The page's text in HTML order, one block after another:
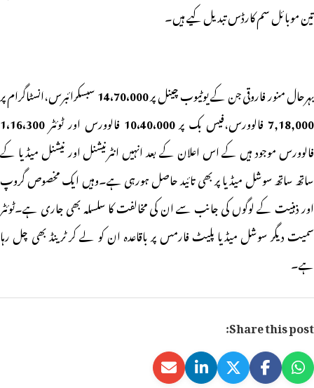
تین موبائل سم کارڈس تبدیل کیے ہیں۔
بہرحال منور فاروقی جن کے یوٹیوب چینل پر14،70،000
سبسکرائبرس،انسٹاگرام پر
7,18,000 فالوورس،فیس بک پر10،40،000 فالوورس اور ٹوئٹر
فالوورس موجود ہیں کے اس اعلان کے بعد انہیں انٹرنیشنل اور نیشنل میڈیا کے
ساتھ ساتھ سوشل میڈیا پر بھی تائید حاصل ہورہی ہے۔وہیں ایک مخصوص گروپ
اور ذہنیت کے لوگوں کی جانب سے ان کی مخالفت کا سلسلہ بھی جاری ہے۔ٹوئٹر
سمیت دیگر سوشل میڈیا پلیٹ فارمس پر باقاعدہ ان کو لے کر ٹرینڈ بھی چل رہا
ہے۔
Share this post: